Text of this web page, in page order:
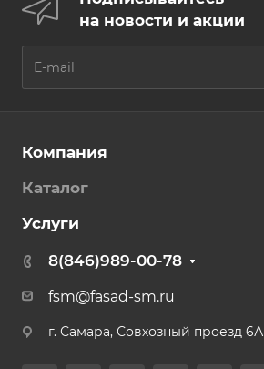
на новости и акции
Компания
Каталог
Услуги
8(846)989-00-78
fsm@fasad-sm.ru
г. Самара, Совхозный проезд 6А